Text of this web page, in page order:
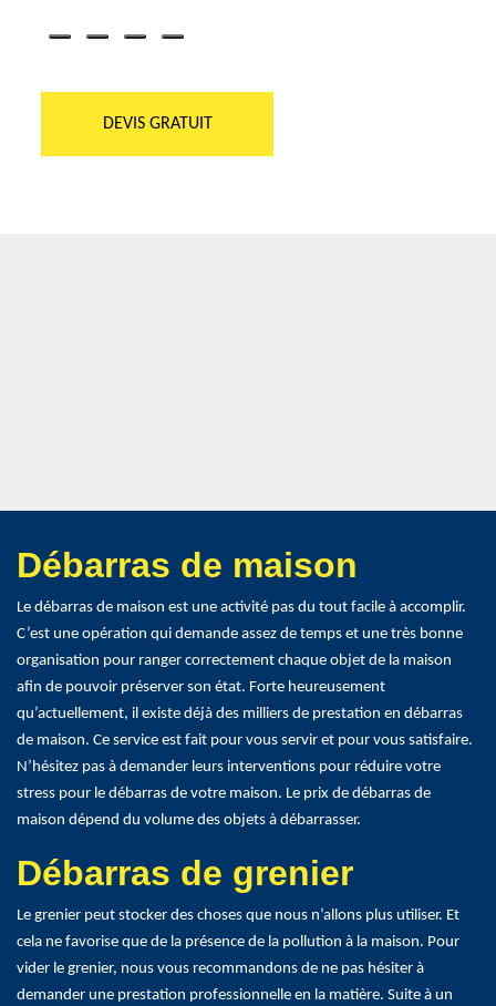
DEVIS GRATUIT
Débarras de maison
Le débarras de maison est une activité pas du tout facile à accomplir.
C’est une opération qui demande assez de temps et une très bonne
organisation pour ranger correctement chaque objet de la maison
afin de pouvoir préserver son état. Forte heureusement
qu’actuellement, il existe déjà des milliers de prestation en débarras
de maison. Ce service est fait pour vous servir et pour vous satisfaire.
N’hésitez pas à demander leurs interventions pour réduire votre
stress pour le débarras de votre maison. Le prix de débarras de
maison dépend du volume des objets à débarrasser.
Débarras de grenier
Le grenier peut stocker des choses que nous n’allons plus utiliser. Et
cela ne favorise que de la présence de la pollution à la maison. Pour
vider le grenier, nous vous recommandons de ne pas hésiter à
demander une prestation professionnelle en la matière. Suite à un